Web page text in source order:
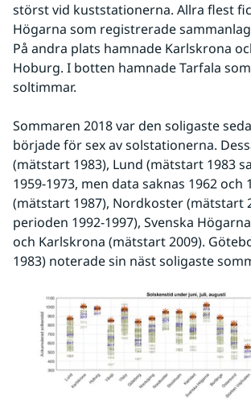
störst vid kuststationerna. Allra flest
Högarna som registrerade
På andra plats hamnade Karlskrona
Hoburg. I botten hamnade Tarfala
soltimmar.
Sommaren 2018 var den soligaste
började för sex av solstationerna.
(mätstart 1983), Lund (mätstart 1983
1959-1973, men data saknas 1962 och
(mätstart 1987), Nordkoster (mätstart
perioden 1992-1997), Svenska
och Karlskrona (mätstart 2009).
1983) noterade sin näst soligaste